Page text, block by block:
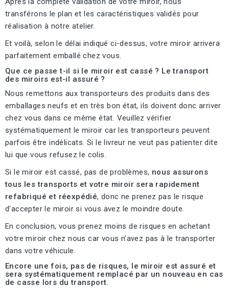
transférons le plan et les caractéristiques validés pour
réalisation à notre atelier.
Et voilà, selon le délai indiqué ci-dessus, votre miroir arrivera
parfaitement emballé chez vous.
Que ce passe t-il si le miroir est cassé ? Le transport
des miroirs est-il assuré ?
Nous remettons aux transporteurs des produits dans des
emballages neufs et en très bon état, ils doivent donc arriver
chez vous dans ce même état. Veuillez vérifier
systématiquement le miroir car les transporteurs peuvent
parfois être indélicats. Si le livreur ne veut pas patienter dite
lui que vous refusez le colis.
Si le miroir est cassé, pas de problèmes, nous assurons
tous les transports et votre miroir sera rapidement
refabriqué et réexpédié, donc ne prenez pas le risque
d'accepter le miroir si vous avez le moindre doute.
En conclusion, vous prenez moins de risques en achetant
votre miroir chez nous car vous n'avez pas à le transporter
dans votre véhicule.
Encore une fois, pas de risques, le miroir est assuré et
sera systématiquement remplacé par un nouveau en cas
de casse lors du transport.